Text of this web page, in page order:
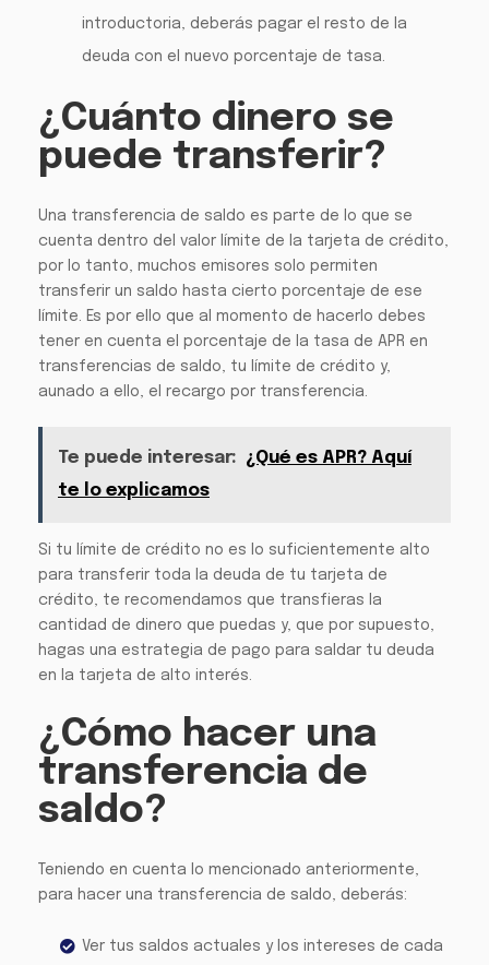
introductoria, deberás pagar el resto de la
deuda con el nuevo porcentaje de tasa.
¿Cuánto dinero se
puede transferir?
Una transferencia de saldo es parte de lo que se
cuenta dentro del valor límite de la tarjeta de crédito,
por lo tanto, muchos emisores solo permiten
transferir un saldo hasta cierto porcentaje de ese
límite. Es por ello que al momento de hacerlo debes
tener en cuenta el porcentaje de la tasa de APR en
transferencias de saldo, tu límite de crédito y,
aunado a ello, el recargo por transferencia.
Te puede interesar: ¿Qué es APR? Aquí
te lo explicamos
Si tu límite de crédito no es lo suficientemente alto
para transferir toda la deuda de tu tarjeta de
crédito, te recomendamos que transfieras la
cantidad de dinero que puedas y, que por supuesto,
hagas una estrategia de pago para saldar tu deuda
en la tarjeta de alto interés.
¿Cómo hacer una
transferencia de
saldo?
Teniendo en cuenta lo mencionado anteriormente,
para hacer una transferencia de saldo, deberás:
Ver tus saldos actuales y los intereses de cada